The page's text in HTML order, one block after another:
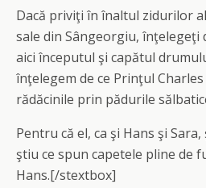
Dacă priviţi în înaltul zidurilor
sale din Sângeorgiu, înţelegeţi
aici începutul şi capătul
înţelegem de ce Prinţul
rădăcinile prin pădurile
Pentru că el, ca şi Hans şi
ştiu ce spun capetele pline de
Hans.[/stextbox]